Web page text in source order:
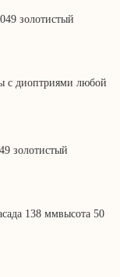
с диоптриями любой
138 ммвысота 50